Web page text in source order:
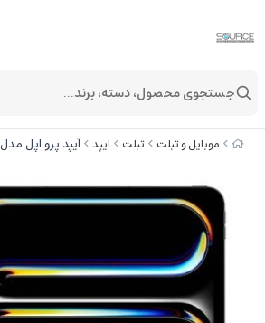
موبایل و تبلت تبلت ایپد آیپد پرو اپل مدل iPad Pro m4 13 inch 2024 wifi ظرفیت 256GB گیگابایت و رم 8 گیگابایت
جستجوی محصول، دسته، برند...